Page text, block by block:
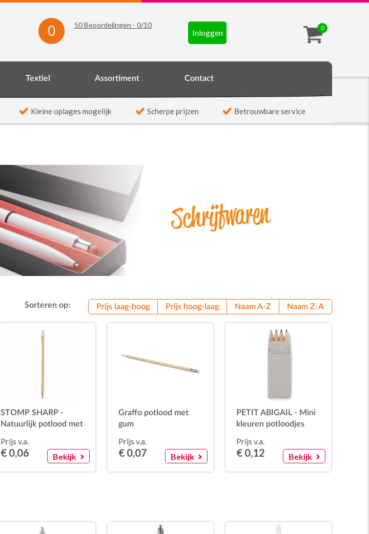
0
Inloggen
0 50Beoordelingen -0/10
Textiel Assortiment Contact
Kleine oplages mogelijk Scherpe prijzen Betrouwbare service
Sorteren op: Prijs laag-hoog Prijs hoog-laag Naam A-Z Naam Z-A
STOMP SHARP -
Natuurlijk potlood met
Prijs v.a.
€ 0,06 Bekijk
Graffo potlood met
gum
Prijs v.a.
€ 0,07 Bekijk
PETIT ABIGAIL - Mini
kleuren potloodjes
Prijs v.a.
€ 0,12 Bekijk